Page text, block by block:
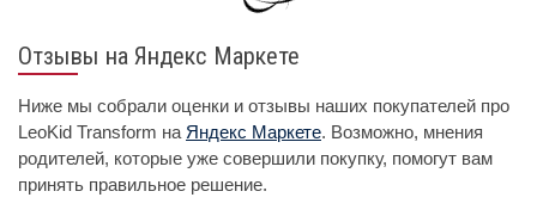
Отзывы на Яндекс Маркете
Ниже мы собрали оценки и отзывы наших покупателей про
LeoKid Transform на Яндекс Маркете. Возможно, мнения
родителей, которые уже совершили покупку, помогут вам
принять правильное решение.